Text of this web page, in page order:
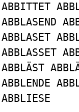
ABBITTET
ABBLASEND
ABBLASET
ABBLASSET
ABBLÄST
ABBLENDE
ABBLIESE